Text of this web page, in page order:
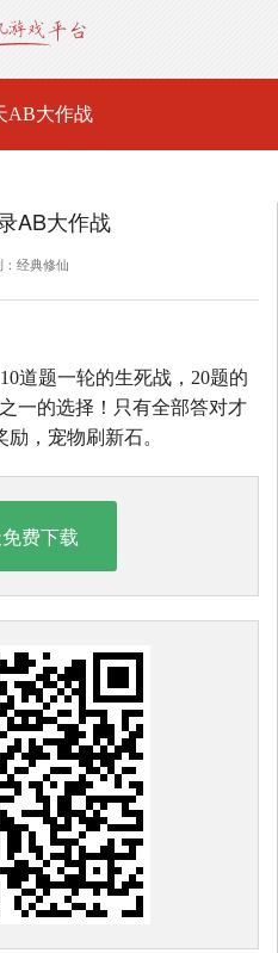
AB大作战
AB大作战
经典修仙
道题一轮的生死战，20题的
一的选择！只有全部答对才
，宠物刷新石。
费下载